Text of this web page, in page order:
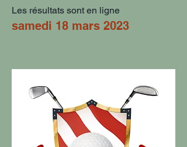
Les résultats sont en ligne
samedi 18 mars 2023